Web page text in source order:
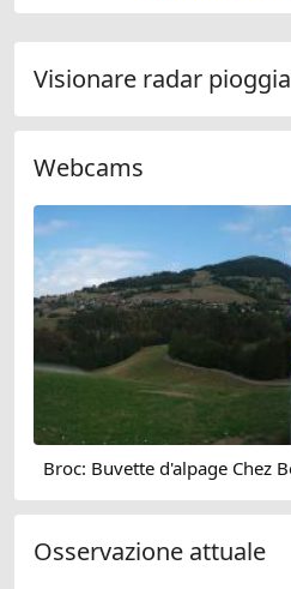
Visionare radar pioggia
Webcams
Osservazione attuale